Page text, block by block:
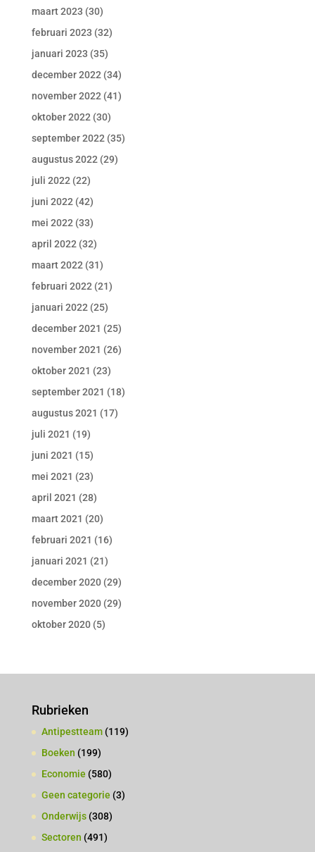
maart 2023 (30)
februari 2023 (32)
januari 2023 (35)
december 2022 (34)
november 2022 (41)
oktober 2022 (30)
september 2022 (35)
augustus 2022 (29)
juli 2022 (22)
juni 2022 (42)
mei 2022 (33)
april 2022 (32)
maart 2022 (31)
februari 2022 (21)
januari 2022 (25)
december 2021 (25)
november 2021 (26)
oktober 2021 (23)
september 2021 (18)
augustus 2021 (17)
juli 2021 (19)
juni 2021 (15)
mei 2021 (23)
april 2021 (28)
maart 2021 (20)
februari 2021 (16)
januari 2021 (21)
december 2020(29)
november 2020(29)
oktober 2020(5)
Rubrieken
Antipestteam(119)
Boeken (199)
Economie (580)
Geen categorie (3)
Onderwijs(308)
Sectoren (491)